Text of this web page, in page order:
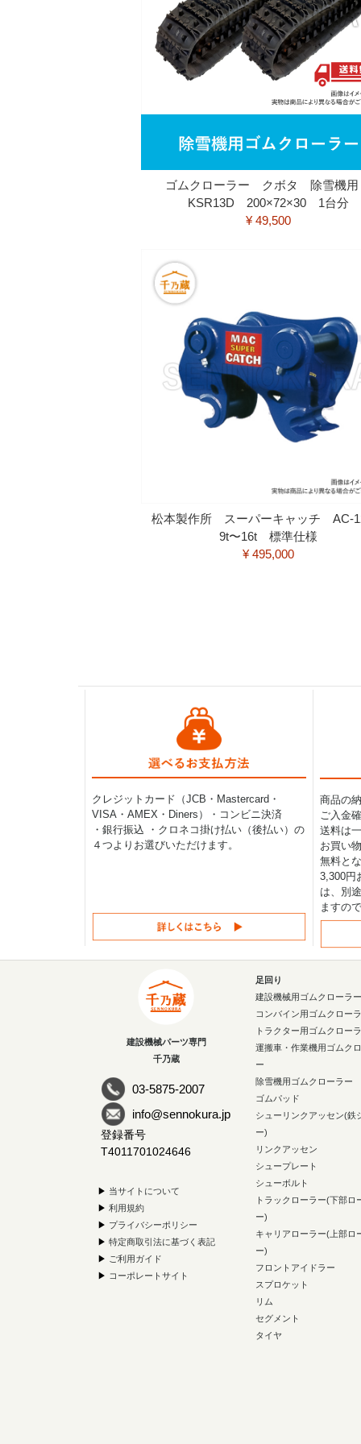
ゴムクローラー クボタ 除雪機
KSR13D 200×72×30 1台分
¥ 49,500
松本製作所 スーパーキャッチ
9t〜16t 標準仕様
¥ 495,000
クレジットカード（JCB・Mastercard・
VISA・AMEX・Diners）・コンビニ決済
・銀行振込 ・クロネコ掛け払い（後払い）の
４つよりお選びいただけます。
商品の
ご入金
送料は
お買い
無料と
3,300円
は、別
ますの
建設機械パーツ専門
千乃蔵
03-5875-2007
info@sennokura.jp
登録番号
T4011701024646
▶ 当サイトについて
▶ 利用規約
▶ プライバシーポリシー
▶ 特定商取引法に基づく表記
▶ ご利用ガイド
▶ コーポレートサイト
足回り
建設機械用ゴムクローラ
コンバイン用ゴムクロー
トラクター用ゴムクロー
運搬車・作業機用ゴムク
ー
除雪機用ゴムクローラー
ゴムパッド
シューリンクアッセン(鉄
ー)
リンクアッセン
シュープレート
シューボルト
トラックローラー(下部ロ
ー)
キャリアローラー(上部ロ
ー)
フロントアイドラー
スプロケット
リム
セグメント
タイヤ